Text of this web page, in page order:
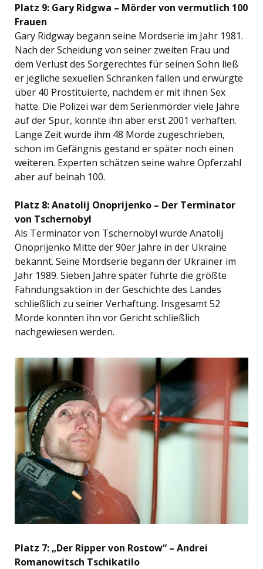
Platz 9: Gary Ridgwa – Mörder von vermutlich 100
Frauen
Gary Ridgway begann seine Mordserie im Jahr 1981.
Nach der Scheidung von seiner zweiten Frau und
dem Verlust des Sorgerechtes für seinen Sohn ließ
er jegliche sexuellen Schranken fallen und erwürgte
über 40 Prostituierte, nachdem er mit ihnen Sex
hatte. Die Polizei war dem Serienmörder viele Jahre
auf der Spur, konnte ihn aber erst 2001 verhaften.
Lange Zeit wurde ihm 48 Morde zugeschrieben,
schon im Gefängnis gestand er später noch einen
weiteren. Experten schätzen seine wahre Opferzahl
aber auf beinah 100.
Platz 8: Anatolij Onoprijenko – Der Terminator
von Tschernobyl
Als Terminator von Tschernobyl wurde Anatolij
Onoprijenko Mitte der 90er Jahre in der Ukraine
bekannt. Seine Mordserie begann der Ukrainer im
Jahr 1989. Sieben Jahre später führte die größte
Fahndungsaktion in der Geschichte des Landes
schließlich zu seiner Verhaftung. Insgesamt 52
Morde konnten ihn vor Gericht schließlich
nachgewiesen werden.
Platz 7: „Der Ripper von Rostow“ – Andrei
Romanowitsch Tschikatilo